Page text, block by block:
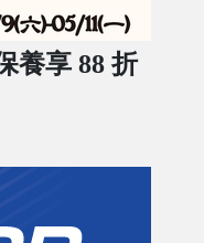
養享 88 折